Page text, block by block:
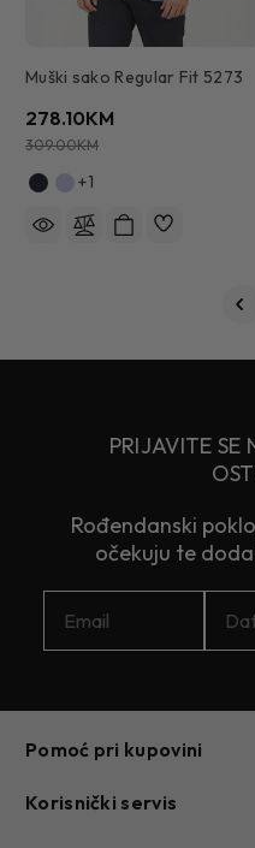
Muški sako Regular Fit 5273
278.10KM
309.00KM
+1
PRIJAVITE SE
Rođendanski
očekuju te
Pomoć pri kupovini
Korisnički servis